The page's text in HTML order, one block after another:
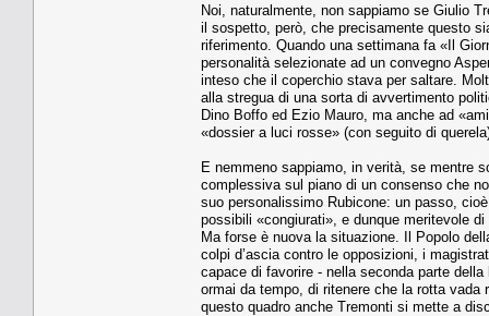
Noi, naturalmente, non sappiamo se Giulio
il sospetto, però, che precisamente questo
riferimento. Quando una settimana fa «Il
personalità selezionate ad un convegno
inteso che il coperchio stava per saltare.
alla stregua di una sorta di avvertimento
Dino Boffo ed Ezio Mauro, ma anche ad
«dossier a luci rosse» (con seguito di
E nemmeno sappiamo, in verità, se mentre
complessiva sul piano di un consenso che
suo personalissimo Rubicone: un passo,
possibili «congiurati», e dunque meritevole
Ma forse è nuova la situazione. Il Popolo
colpi d’ascia contro le opposizioni, i
capace di favorire - nella seconda parte
ormai da tempo, di ritenere che la rotta
questo quadro anche Tremonti si mette a